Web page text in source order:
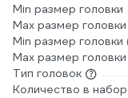
Min размер головки
Max размер головки
Min размер
Max размер
Тип головок
Количество в